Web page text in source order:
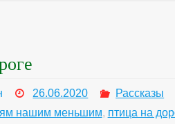
26.06.2020
Рассказы
нашим меньшим, птица на